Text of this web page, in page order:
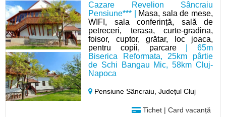
Cazare Revelion Sâncraiu
Pensiune*** |
Masa, sala de mese,
WIFI, sala conferință, sală de
petreceri, terasa, curte-gradina,
foisor, cuptor, grătar, loc joaca,
pentru copii, parcare| 65m
Biserica Reformata, 25km pârtie
de Schi Bangau Mic, 58km Cluj-
Napoca
Pensiune Sâncraiu,Județul Cluj
Tichet | Card vacanță